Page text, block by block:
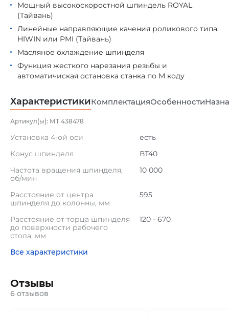
Мощный высокоскоростной шпиндель ROYAL
(Тайвань)
Линейные направляющие качения роликового типа
HIWIN или PMI (Тайвань)
Масляное охлаждение шпинделя
Функция жесткого нарезания резьбы и
автоматичиская остановка станка по М коду
ХарактеристикиКомплектацияОсобенности
Артикул(ы): МТ 438478
Установка 4-ой оси
есть
Конус шпинделя
ВТ40
Частота вращения шпинделя,
об/мин
10 000
Расстояние от центра
шпинделя до колонны, мм
595
Расстояние от торца шпинделя
до поверхности рабочего
стола, мм
120 - 670
Все характеристики
Отзывы
6 отзывов